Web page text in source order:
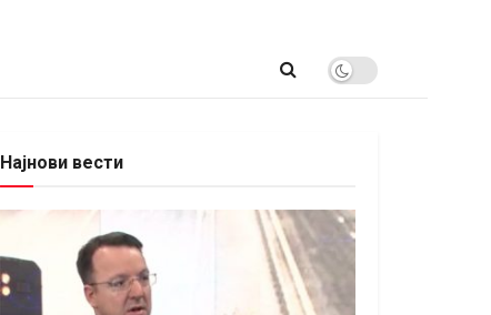
Најнови вести